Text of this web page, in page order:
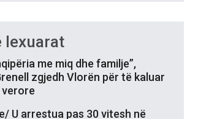
lexuarat
me miq dhe familje”,
zgjedh Vlorën për të kaluar
U arrestua pas 30 vitesh në